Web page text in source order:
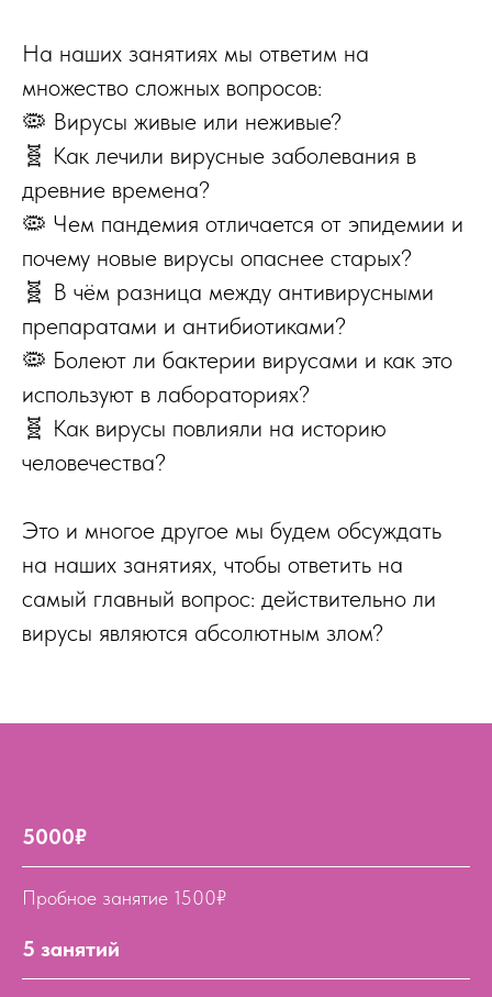
На наших занятиях мы ответим на
множество сложных вопросов:
🦠 Вирусы живые или неживые?
🧬 Как лечили вирусные заболевания в
древние времена?
🦠 Чем пандемия отличается от эпидемии и
почему новые вирусы опаснее старых?
🧬 В чём разница между антивирусными
препаратами и антибиотиками?
🦠 Болеют ли бактерии вирусами и как это
используют в лабораториях?
🧬 Как вирусы повлияли на историю
человечества?
Это и многое другое мы будем обсуждать
на наших занятиях, чтобы ответить на
самый главный вопрос: действительно ли
вирусы являются абсолютным злом?
5000₽
Пробное занятие 1500₽
5 занятий